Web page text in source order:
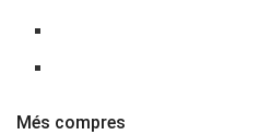
Més compres